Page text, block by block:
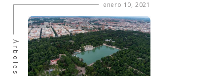
enero 10, 2021
Árboles